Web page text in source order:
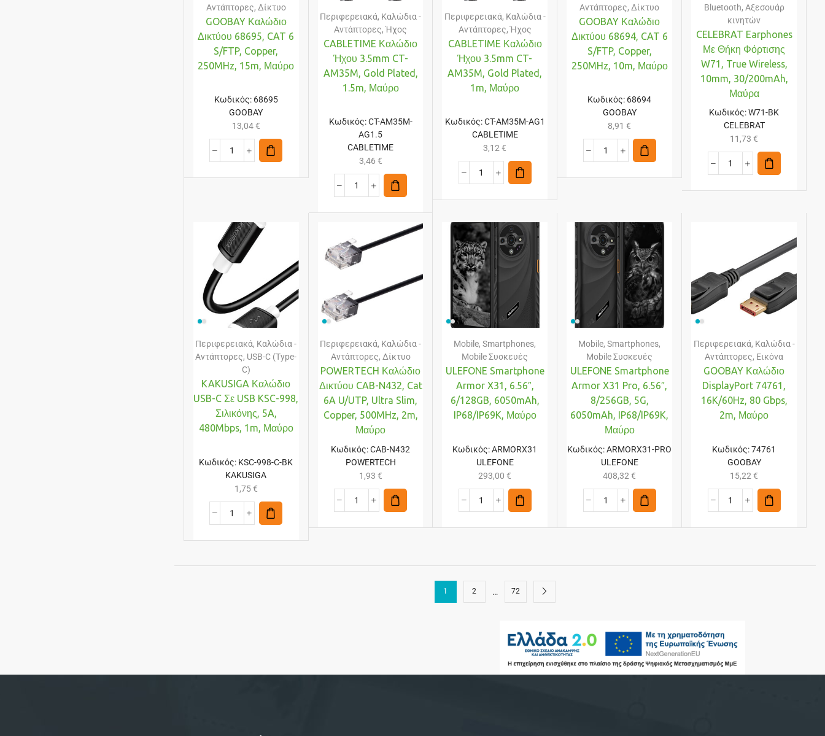
Αντάπτορες, Δίκτυο
GOOBAY Καλώδιο
Δικτύου 68695, CAT 6
S/FTP, Copper,
250MHz, 15m, Μαύρο
Κωδικός: 68695
GOOBAY
13,04€
Περιφερειακά, Καλώδια -
Αντάπτορες,Ήχος
CABLETIME Καλώδιο
Ήχου 3.5mm CT-
AM35M, Gold Plated,
1.5m, Μαύρο
Κωδικός:CT-AM35M-
AG1.5
CABLETIME
3,46 €
Περιφερειακά, Καλώδια -
Αντάπτορες,Ήχος
CABLETIME Καλώδιο
Ήχου 3.5mm CT-
AM35M, Gold Plated,
1m, Μαύρο
Κωδικός:CT-AM35M-AG1
CABLETIME
3,12€
Αντάπτορες, Δίκτυο
GOOBAY Καλώδιο
Δικτύου 68694, CAT 6
S/FTP, Copper,
250MHz, 10m, Μαύρο
Κωδικός: 68694
GOOBAY
8,91€
Bluetooth, Αξεσουάρ
κινητών
CELEBRAT Earphones
Με Θήκη Φόρτισης
W71, True Wireless,
10mm, 30/200mAh,
Μαύρα
Κωδικός:W71-BK
CELEBRAT
11,73€
Περιφερειακά, Καλώδια -
Αντάπτορες, USB-C (Type-
C)
KAKUSIGA Καλώδιο
USB-C Σε USB KSC-998,
Σιλικόνης, 5A,
480Mbps, 1m, Μαύρο
Κωδικός: KSC-998-C-BK
KAKUSIGA
1,75€
Περιφερειακά, Καλώδια -
Αντάπτορες, Δίκτυο
POWERTECH Καλώδιο
Δικτύου CAB-N432, Cat
6A U/UTP, Ultra Slim,
Copper, 500MHz, 2m,
Μαύρο
Κωδικός:CAB-N432
POWERTECH
1,93 €
Mobile,Smartphones,
Mobile Συσκευές
ULEFONE Smartphone
Armor X31, 6.56″,
6/128GB, 6050mAh,
IP68/IP69K, Μαύρο
Κωδικός:ARMORX31
ULEFONE
293,00€
Mobile,Smartphones,
Mobile Συσκευές
ULEFONE Smartphone
Armor X31 Pro, 6.56″,
8/256GB, 5G,
6050mAh, IP68/IP69K,
Μαύρο
Κωδικός:ARMORX31-PRO
ULEFONE
408,32€
Περιφερειακά, Καλώδια -
Αντάπτορες, Εικόνα
GOOBAY Καλώδιο
DisplayPort 74761,
16K/60Hz, 80 Gbps,
2m, Μαύρο
Κωδικός:74761
GOOBAY
15,22€
1 2 … 72